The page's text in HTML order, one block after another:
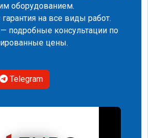
оборудованием.
на все виды работ.
подробные консультации по
цены.
Telegram